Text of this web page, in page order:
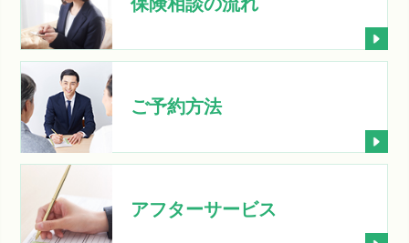
ご予約方法
アフターサービス